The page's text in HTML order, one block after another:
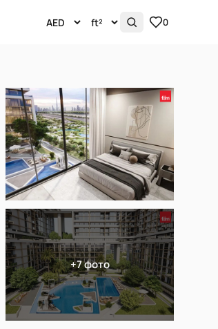
0
+7 фото